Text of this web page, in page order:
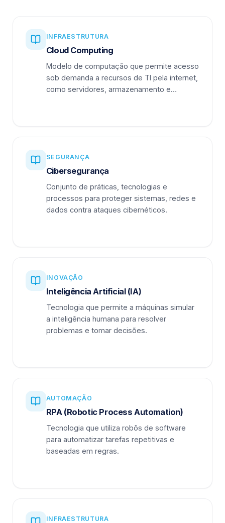
INFRAESTRUTURA
Cloud Computing
Modelo de computação que permite acesso
sob demanda a recursos de TI pela internet,
como servidores, armazenamento e
SEGURANÇA
Cibersegurança
Conjunto de práticas, tecnologias e
processos para proteger sistemas, redes e
dados contra ataques cibernéticos.
INOVAÇÃO
Inteligência Artificial (IA)
Tecnologia que permite a máquinas simular
a inteligência humana para resolver
problemas e tomar decisões.
AUTOMAÇÃO
RPA (Robotic Process Automation)
Tecnologia que utiliza robôs de software
para automatizar tarefas repetitivas e
baseadas em regras.
INFRAESTRUTURA